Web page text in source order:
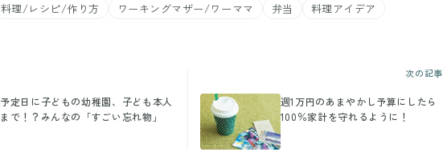
料理/レシピ/作り方 ワーキングマザー/ワーママ 弁当 料理アイデア
予定日に子どもの幼稚園、子ども本人
まで！？みんなの「すごい忘れ物」
次の記事
週1万円のあまやかし予算にしたら
100％家計を守れるように！